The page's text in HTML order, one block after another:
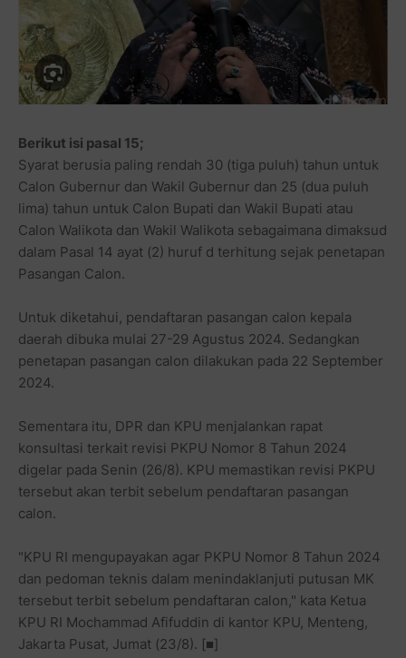
Berikut isi pasal 15;
Syarat berusia paling rendah 30 (tiga puluh) tahun untuk
Calon Gubernur dan Wakil Gubernur dan 25 (dua puluh
lima) tahun untuk Calon Bupati dan Wakil Bupati atau
Calon Walikota dan Wakil Walikota sebagaimana dimaksud
dalam Pasal 14 ayat (2) huruf d terhitung sejak penetapan
Pasangan Calon.
Untuk diketahui, pendaftaran pasangan calon kepala
daerah dibuka mulai 27-29 Agustus 2024. Sedangkan
penetapan pasangan calon dilakukan pada 22 September
2024.
Sementara itu, DPR dan KPU menjalankan rapat
konsultasi terkait revisi PKPU Nomor 8 Tahun 2024
digelar pada Senin (26/8). KPU memastikan revisi PKPU
tersebut akan terbit sebelum pendaftaran pasangan
calon.
"KPU RI mengupayakan agar PKPU Nomor 8 Tahun 2024
dan pedoman teknis dalam menindaklanjuti putusan MK
tersebut terbit sebelum pendaftaran calon," kata Ketua
KPU RI Mochammad Afifuddin di kantor KPU, Menteng,
Jakarta Pusat, Jumat (23/8). [■]